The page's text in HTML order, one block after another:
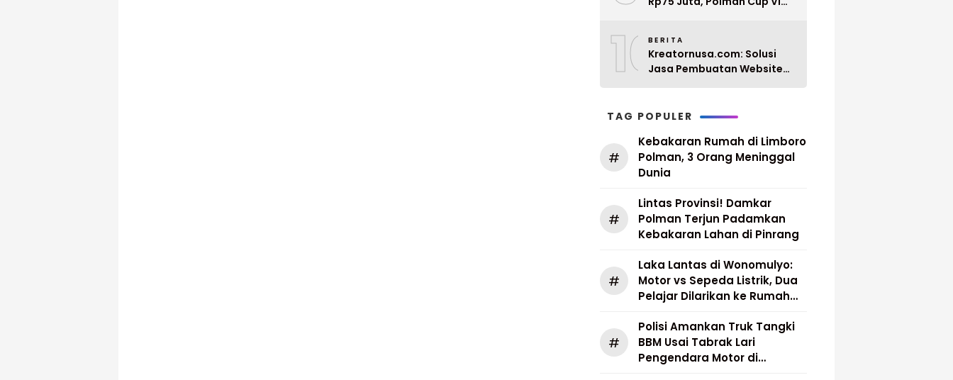
10BERITA
Kreatornusa.com: Solusi
Jasa Pembuatan Website
TAG POPULER
#
Kebakaran Rumah di Limboro
Polman, 3 Orang Meninggal
Dunia
#
Lintas Provinsi! Damkar
Polman Terjun Padamkan
Kebakaran Lahan di Pinrang
#
Laka Lantas di Wonomulyo:
Motor vs Sepeda Listrik, Dua
Pelajar Dilarikan ke Rumah
#
Polisi Amankan Truk Tangki
BBM Usai Tabrak Lari
Pengendara Motor di